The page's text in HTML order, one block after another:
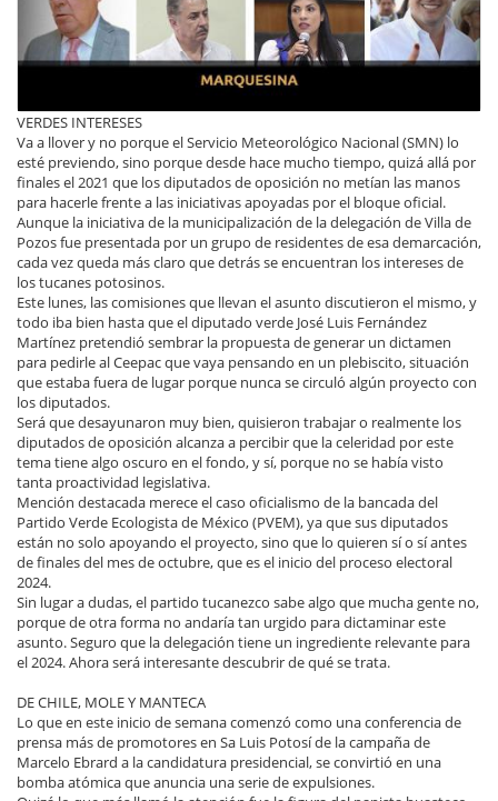
VERDES INTERESES
Va a llover y no porque el Servicio Meteorológico Nacional (SMN) lo
esté previendo, sino porque desde hace mucho tiempo, quizá allá por
finales el 2021 que los diputados de oposición no metían las manos
para hacerle frente a las iniciativas apoyadas por el bloque oficial.
Aunque la iniciativa de la municipalización de la delegación de Villa de
Pozos fue presentada por un grupo de residentes de esa demarcación,
cada vez queda más claro que detrás se encuentran los intereses de
los tucanes potosinos.
Este lunes, las comisiones que llevan el asunto discutieron el mismo, y
todo iba bien hasta que el diputado verde José Luis Fernández
Martínez pretendió sembrar la propuesta de generar un dictamen
para pedirle al Ceepac que vaya pensando en un plebiscito, situación
que estaba fuera de lugar porque nunca se circuló algún proyecto con
los diputados.
Será que desayunaron muy bien, quisieron trabajar o realmente los
diputados de oposición alcanza a percibir que la celeridad por este
tema tiene algo oscuro en el fondo, y sí, porque no se había visto
tanta proactividad legislativa.
Mención destacada merece el caso oficialismo de la bancada del
Partido Verde Ecologista de México (PVEM), ya que sus diputados
están no solo apoyando el proyecto, sino que lo quieren sí o sí antes
de finales del mes de octubre, que es el inicio del proceso electoral
2024.
Sin lugar a dudas, el partido tucanezco sabe algo que mucha gente no,
porque de otra forma no andaría tan urgido para dictaminar este
asunto. Seguro que la delegación tiene un ingrediente relevante para
el 2024. Ahora será interesante descubrir de qué se trata.
DE CHILE, MOLE Y MANTECA
Lo que en este inicio de semana comenzó como una conferencia de
prensa más de promotores en Sa Luis Potosí de la campaña de
Marcelo Ebrard a la candidatura presidencial, se convirtió en una
bomba atómica que anuncia una serie de expulsiones.